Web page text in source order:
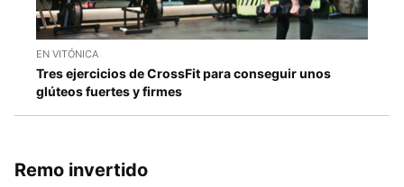
EN VITÓNICA
Tres ejercicios de CrossFit para conseguir unos
glúteos fuertes y firmes
Remo invertido